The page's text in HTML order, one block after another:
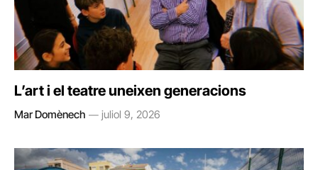
L’art i el teatre uneixen generacions
Mar Domènech juliol 9, 2026